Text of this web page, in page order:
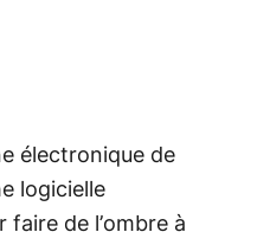
électronique de
logicielle
de l’ombre à